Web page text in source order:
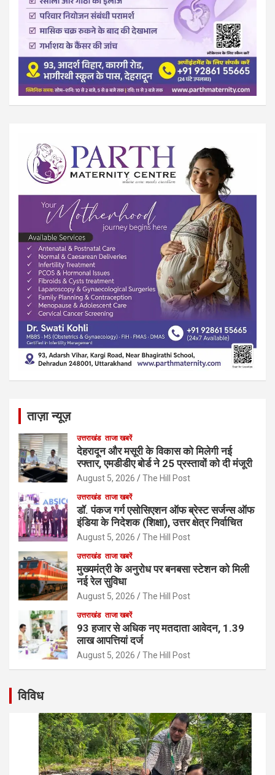
ताज़ा न्यूज़
उत्तराखंड ताजा खबरें
देहरादून और मसूरी के विकास को मिलेगी नई
रफ्तार, एमडीडीए बोर्ड ने 25 प्रस्तावों को दी मंजूरी
August 5, 2026 The Hill Post
उत्तराखंड ताजा खबरें
डॉ. पंकज गर्ग एसोसिएशन ऑफ ब्रेस्ट सर्जन्स ऑफ
इंडिया के निदेशक (शिक्षा), उत्तर क्षेत्र निर्वाचित
August 5, 2026 The Hill Post
उत्तराखंड ताजा खबरें
मुख्यमंत्री के अनुरोध पर बनबसा स्टेशन को मिली
नई रेल सुविधा
August 5, 2026 The Hill Post
उत्तराखंड ताजा खबरें
93 हजार से अधिक नए मतदाता आवेदन, 1.39
लाख आपत्तियां दर्ज
August 5, 2026 The Hill Post
विविध